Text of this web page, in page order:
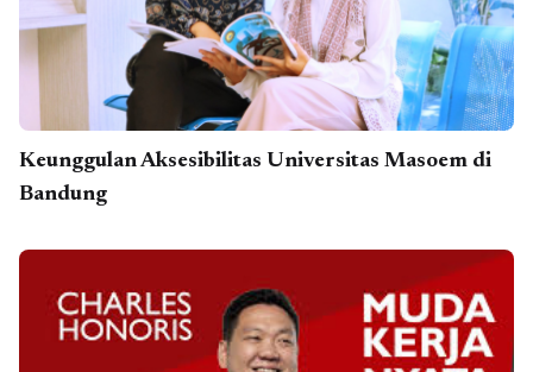
Keunggulan Aksesibilitas Universitas Masoem di
Bandung